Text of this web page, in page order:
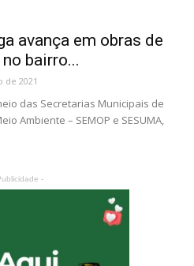
avança em obras de
bairro...
de 2021
das Secretarias Municipais de
Ambiente – SEMOP e SESUMA,
-